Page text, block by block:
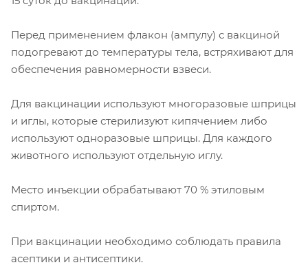
Перед применением флакон (ампулу) с вакциной
подогревают до температуры тела, встряхивают для
обеспечения равномерности взвеси.
Для вакцинации используют многоразовые шприцы
и иглы, которые стерилизуют кипячением либо
используют одноразовые шприцы. Для каждого
животного используют отдельную иглу.
Место инъекции обрабатывают 70 % этиловым
спиртом.
При вакцинации необходимо соблюдать правила
асептики и антисептики.